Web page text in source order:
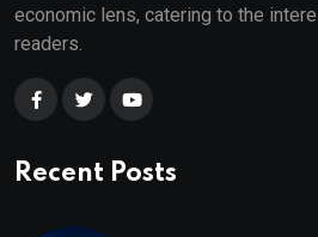
economic lens, catering to the
readers.
Recent Posts